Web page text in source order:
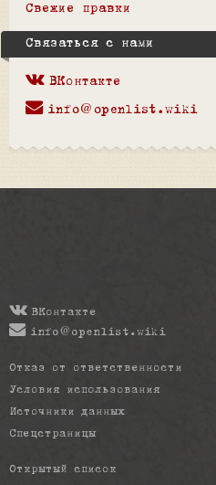
Свежие правки
Связаться с нами
ВКонтакте
info@openlist.wiki
ВКонтакте
info@openlist.wiki
Отказ от ответственности
Условия использования
Источники данных
Спецстраницы
Открытый список